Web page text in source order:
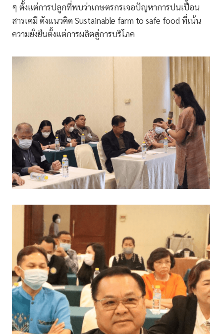
ๆ ตั้งแต่การปลูกที่พบว่าเกษตรกรเจอปัญหาการปนเปื้อน
สารเคมี ดังแนวคิด Sustainable farm to safe food ที่เน้น
ความยั่งยืนตั้งแต่การผลิตสู่การบริโภค